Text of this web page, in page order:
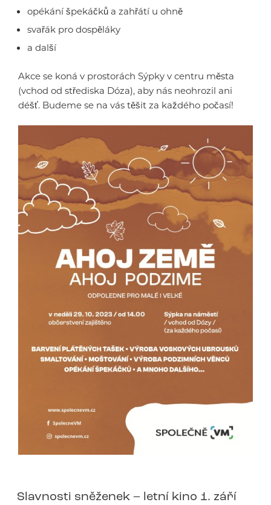
opékání špekáčků a zahřátí u ohně
svařák pro dospěláky
a další
Akce se koná v prostorách Sýpky v centru města
(vchod od střediska Dóza), aby nás neohrozil ani
déšť. Budeme se na vás těšit za každého počasí!
Slavnosti sněženek – letní kino 1. září